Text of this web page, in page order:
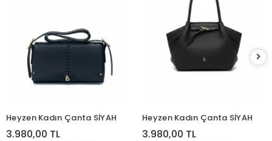
Heyzen Kadın Çanta SİYAH
3.980,00 TL
Heyzen Kadın Çanta SİYAH
3.980,00 TL